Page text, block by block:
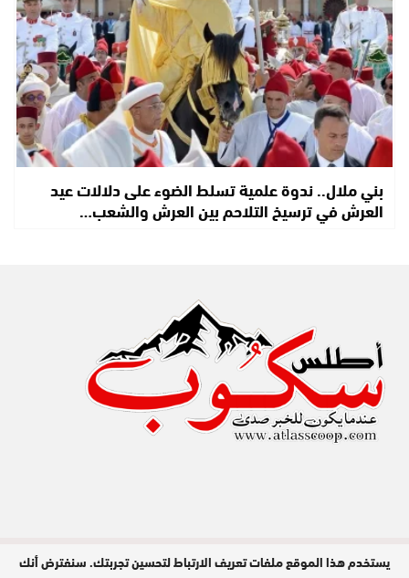
بني ملال.. ندوة علمية تسلط الضوء على دلالات عيد
العرش في ترسيخ التلاحم بين العرش والشعب…
مدير النشر : عبد الله عزي / جميع الحقوق
يستخدم هذا الموقع ملفات تعريف الارتباط لتحسين تجربتك. سنفترض أنك